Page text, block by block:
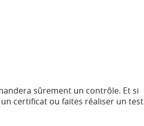
sûrement un contrôle. Et si
un certificat ou faites réaliser un test